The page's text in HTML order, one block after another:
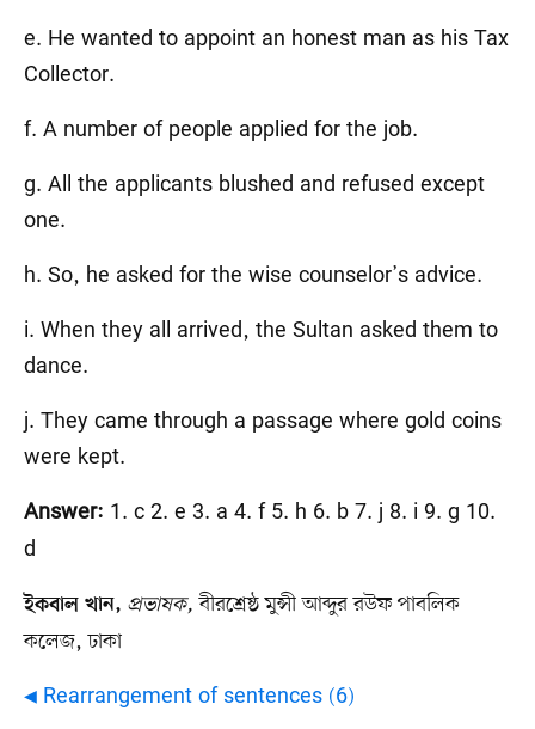
e. He wanted to appoint an honest man as his Tax
Collector.
f. A number of people applied for the job.
g. All the applicants blushed and refused except
one.
h. So, he asked for the wise counselor’s advice.
i. When they all arrived, the Sultan asked them to
dance.
j. They came through a passage where gold coins
were kept.
Answer: 1. c 2. e 3. a 4. f 5. h 6. b 7. j 8. i 9. g 10.
d
ইকবাল খান, প্রভাষক, বীরশ্রেষ্ঠ মুন্সী আব্দুর রউফ পাবলিক
কলেজ, ঢাকা
◀ Rearrangement of sentences (6)